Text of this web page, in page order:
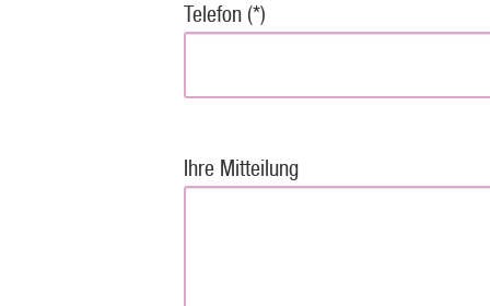
Telefon (*)
Ihre Mitteilung